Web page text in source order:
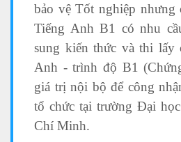
bảo vệ Tốt nghiệp nhưng
Tiếng Anh B1 có nhu
sung kiến thức và thi lấy
Anh - trình độ B1
giá trị nội bộ để công
tổ chức tại trường Đại
Chí Minh.